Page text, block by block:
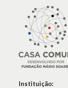
Instituição: